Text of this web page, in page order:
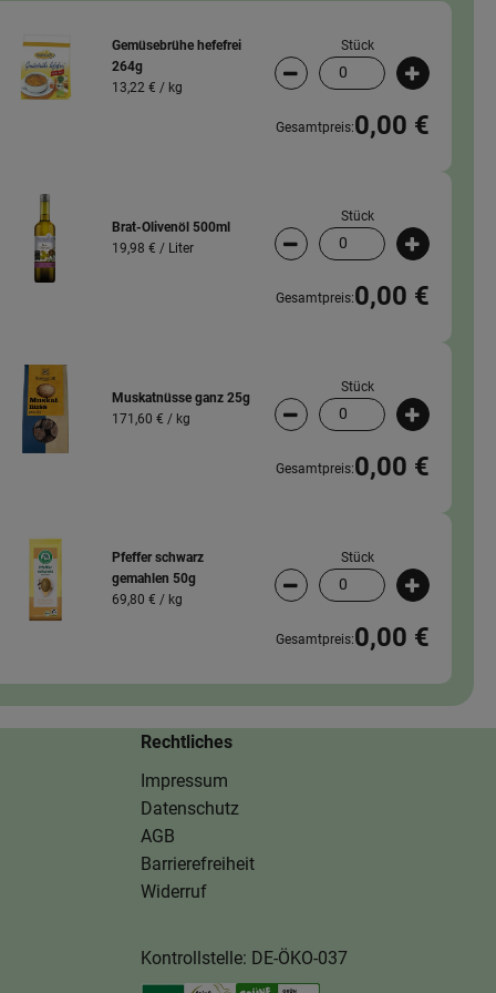
ändern
Gemüsebrühe hefefrei
264g
13,22 € / kg
Stück
Artikelanzahl verringern
Gesamtpreis:0,00 €
ändern
Brat-Olivenöl 500ml
19,98 € / Liter
Stück
Artikelanzahl verringern
Gesamtpreis:0,00 €
ändern
Muskatnüsse ganz 25g
171,60 € / kg
Stück
Artikelanzahl verringern
Gesamtpreis:0,00 €
ändern
Pfeffer schwarz
gemahlen 50g
69,80 € / kg
Stück
Artikelanzahl verringern
Gesamtpreis:0,00 €
Rechtliches
Impressum
Datenschutz
AGB
Barrierefreiheit
Widerruf
Kontrollstelle: DE-ÖKO-037